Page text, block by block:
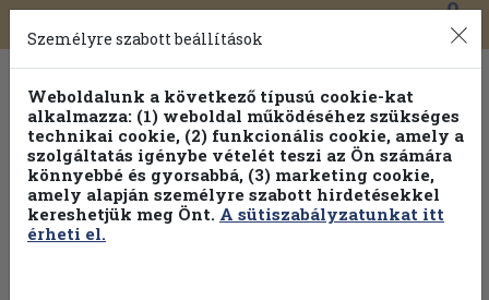
Toggle
navigation
0
Személyre szabott beállítások
Weboldalunk a következő típusú cookie-kat
alkalmazza: (1) weboldal működéséhez szükséges
technikai cookie, (2) funkcionális cookie, amely a
szolgáltatás igénybe vételét teszi az Ön számára
könnyebbé és gyorsabbá, (3) marketing cookie,
amely alapján személyre szabott hirdetésekkel
kereshetjük meg Önt. A sütiszabályzatunkat itt
érheti el.